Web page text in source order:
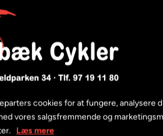
er blokeret
de påkrævede cookies.
få adgang til elementet ved at
COOKIES
cookies for at fungere, analysere
vores salgsfremmende og
Læs mere